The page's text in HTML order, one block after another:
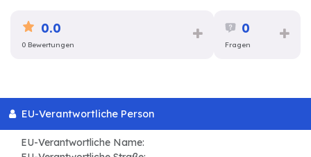
0.0
0 Bewertungen
0
Fragen
EU-Verantwortliche Person
EU-Verantwortliche Name: